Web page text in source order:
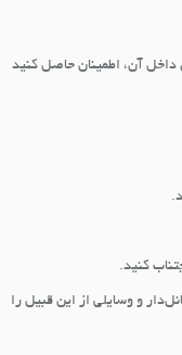
آن، اطمینان حاصل کنید
کنید.
و وسایلی از این قبیل را